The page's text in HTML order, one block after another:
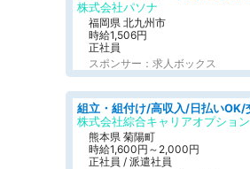
株式会社パソナ
福岡県 北九州市
時給1,506円
正社員
スポンサー：求人ボックス
株式会社綜合キャリアオプション
熊本県 菊陽町
時給1,600円～2,000円
正社員 / 派遣社員